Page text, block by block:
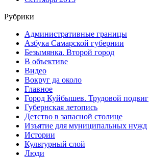
Рубрики
Административные границы
Азбука Самарской губернии
Безымянка. Второй город
В объективе
Видео
Вокруг да около
Главное
Город Куйбышев. Трудовой подвиг
Губернская летопись
Детство в запасной столице
Изъятие для муниципальных нужд
Истории
Культурный слой
Люди